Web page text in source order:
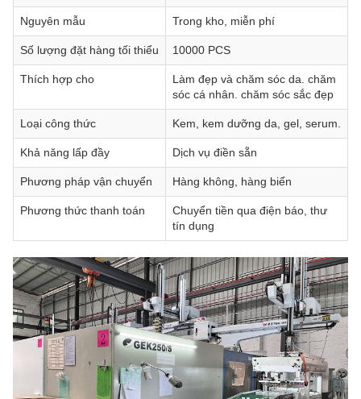
Nguyên mẫu Trong kho, miễn phí
Số lượng đặt hàng tối thiểu 10000 PCS
Thích hợp cho
Làm đẹp và chăm sóc da. chăm
sóc cá nhân. chăm sóc sắc đẹp
Loại công thức Kem, kem dưỡng da, gel, serum.
Khả năng lấp đầy Dịch vụ điền sẵn
Phương pháp vận chuyển Hàng không, hàng biển
Phương thức thanh toán
Chuyển tiền qua điện báo, thư
tín dụng